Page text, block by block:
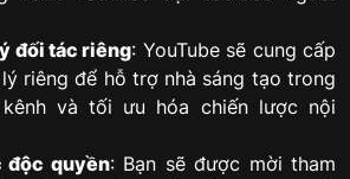
đối tác riêng: YouTube sẽ cung cấp
riêng để hỗ trợ nhà sáng tạo trong
và tối ưu hóa chiến lược nội
độc quyền: Bạn sẽ được mời tham